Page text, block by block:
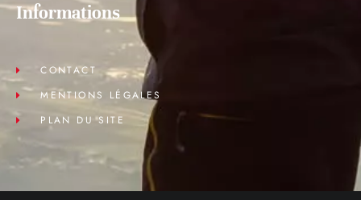
Informations
CONTACT
MENTIONS LÉGALES
PLAN DU SITE